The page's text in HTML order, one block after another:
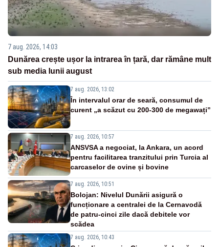
7 aug. 2026, 14:03
Dunărea crește ușor la intrarea în țară, dar rămâne mult
sub media lunii august
7 aug. 2026, 13:02
În intervalul orar de seară, consumul de
curent „a scăzut cu 200-300 de megawați”
7 aug. 2026, 10:57
ANSVSA a negociat, la Ankara, un acord
pentru facilitarea tranzitului prin Turcia al
carcaselor de ovine și bovine
7 aug. 2026, 10:51
Bolojan: Nivelul Dunării asigură o
funcționare a centralei de la Cernavodă
de patru-cinci zile dacă debitele vor
scădea
7 aug. 2026, 10:43